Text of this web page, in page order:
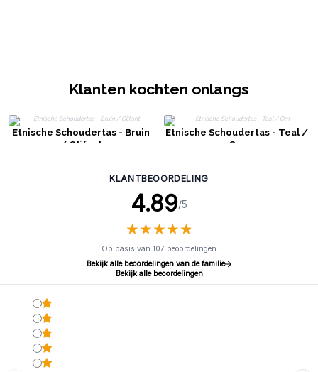
Klanten kochten onlangs
Etnische Schoudertas - Bruin
/ Olifant
Etnische Schoudertas - Teal /
Om
KLANTBEOORDELING
4.89/5
★★★★★
★★★★★
Op basis van 107 beoordelingen
Bekijk alle beoordelingen van de familie
Bekijk alle beoordelingen